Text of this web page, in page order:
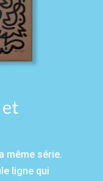
même série.
ligne qui